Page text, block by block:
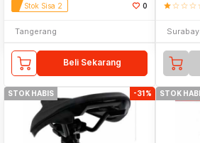
Stok Sisa 2 0
Tangerang
Beli Sekarang
starstar_borderstar_borderstar_border
STOK HABIS -31% STOK